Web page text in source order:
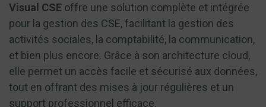
Visual CSE offre une solution complète et intégrée
pour la gestion des CSE, facilitant la gestion des
activités sociales, la comptabilité, la communication,
et bien plus encore. Grâce à son architecture cloud,
elle permet un accès facile et sécurisé aux données,
tout en offrant des mises à jour régulières et un
support professionnel efficace.